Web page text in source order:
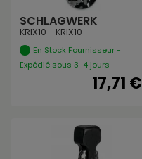
SCHLAGWERK
KRIX10 - KRIX10
En Stock Fournisseur -
Expédié sous 3-4 jours
17,71 €